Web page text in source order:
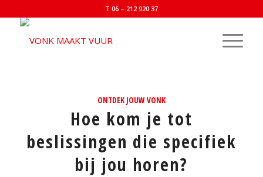
T 06 – 212 920 37
ONTDEK JOUW VONK
Hoe kom je tot
beslissingen die specifiek
bij jou horen?